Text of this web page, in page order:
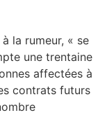
la rumeur, « se
une trentaine
affectées à
contrats futurs